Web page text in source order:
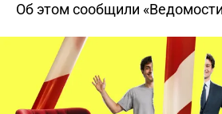
Об этом сообщили